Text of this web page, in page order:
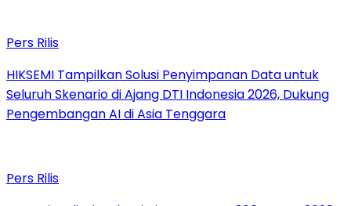
Pers Rilis
HIKSEMI Tampilkan Solusi Penyimpanan Data untuk
Seluruh Skenario di Ajang DTI Indonesia 2026, Dukung
Pengembangan AI di Asia Tenggara
Pers Rilis